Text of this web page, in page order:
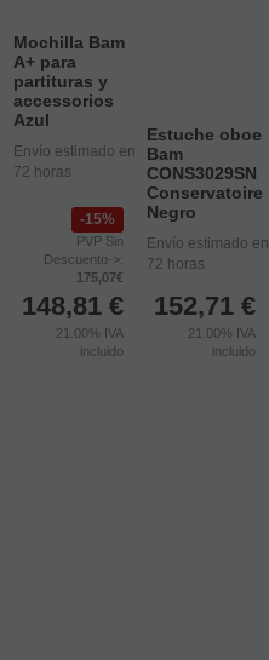
Mochilla Bam
A+ para
partituras y
accessorios
Azul
Envío estimado en
72 horas
15%
PVP Sin
Descuento->:
175,07€
148,81 €
21.00% IVA
incluido
Estuche oboe
Bam
CONS3029SN
Conservatoire
Negro
Envío estimado en
72 horas
152,71 €
21.00% IVA
incluido